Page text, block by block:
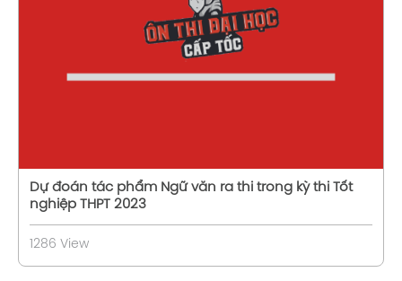
Xem chi tiết
Dự đoán tác phẩm Ngữ văn ra thi trong kỳ thi Tốt
nghiệp THPT 2023
1286 View